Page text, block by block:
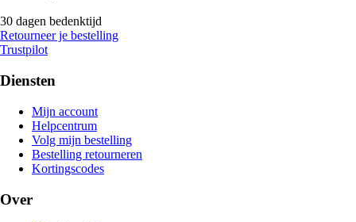
30 dagen bedenktijd
Retourneer je bestelling
Trustpilot
Diensten
Mijn account
Helpcentrum
Volg mijn bestelling
Bestelling retourneren
Kortingscodes
Over